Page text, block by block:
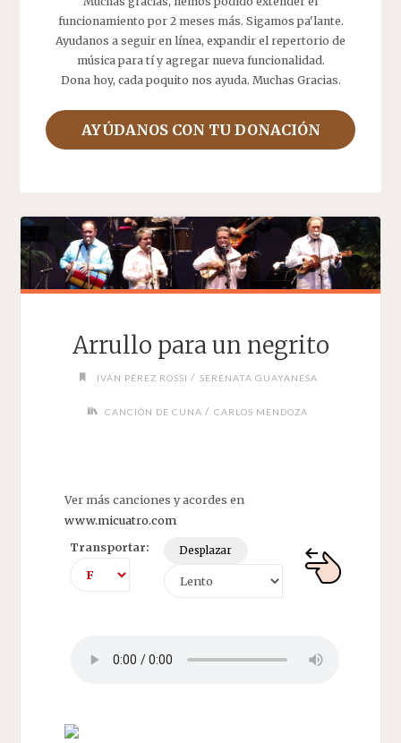
funcionamiento por 2 meses más. Sigamos pa'lante.
Ayudanos a seguir en línea, expandir el repertorio de
música para tí y agregar nueva funcionalidad.
Dona hoy, cada poquito nos ayuda. Muchas Gracias.
AYÚDANOS CON TU DONACIÓN
Arrullo para un negrito
IVÁN PÉREZ ROSSI / SERENATA GUAYANESA
CANCIÓN DE CUNA / CARLOS MENDOZA
Ver más canciones y acordes en
www.micuatro.com
Transportar:
Desplazar